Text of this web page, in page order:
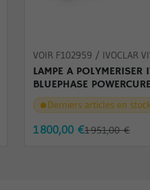
VOIR F102959 / IVOCLAR
LAMPE A POLYMERISER
BLUEPHASE POWERCURE
Derniers articles en
1 800,00 €1 951,00 €